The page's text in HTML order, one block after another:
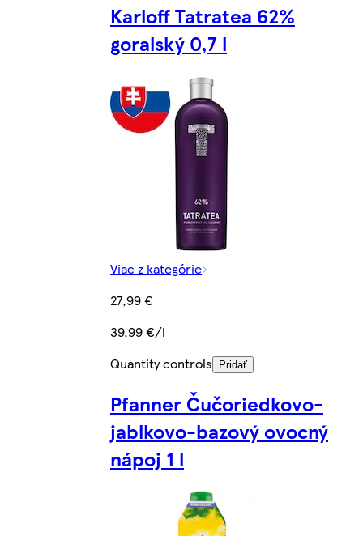
Karloff Tatratea 62%
goralský 0,7 l
Viac z kategórie
27,99 €
39,99 €/l
Quantity controls
Pridať
Pfanner Čučoriedkovo-
jablkovo-bazový ovocný
nápoj 1 l